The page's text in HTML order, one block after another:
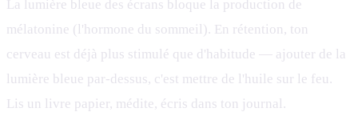
La lumière bleue des écrans bloque la production de
mélatonine (l'hormone du sommeil). En rétention, ton
cerveau est déjà plus stimulé que d'habitude — ajouter de la
lumière bleue par-dessus, c'est mettre de l'huile sur le feu.
Lis un livre papier, médite, écris dans ton journal.